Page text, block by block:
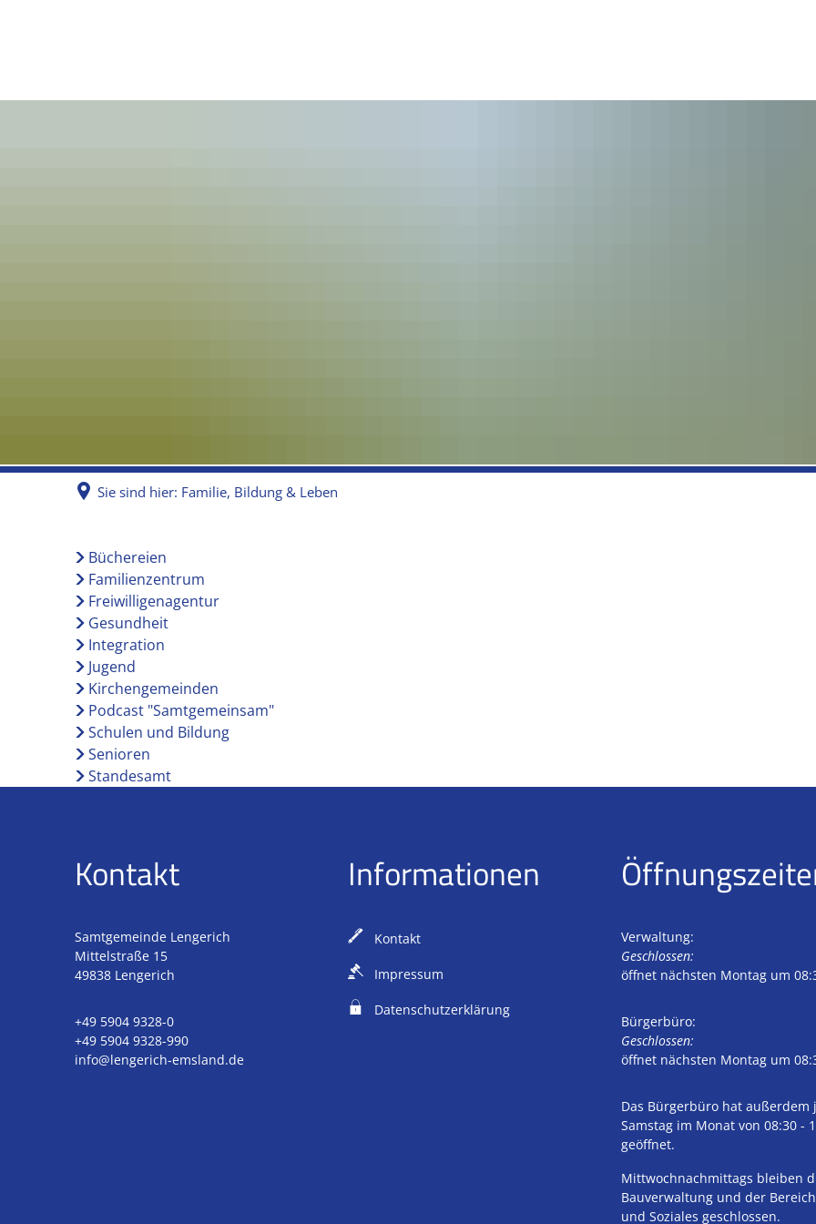
Sie sind hier: Familie, Bildung & Leben
Familie,
Bildung
Leben
Büchereien
Familienzentrum
Freiwilligenagentur
Gesundheit
Integration
Jugend
Kirchengemeinden
Podcast "Samtgemeinsam"
Schulen und Bildung
Senioren
Standesamt
Kontakt
Samtgemeinde Lengerich
Mittelstraße 15
49838 Lengerich
+49 5904 9328-0
+49 5904 9328-990
info@lengerich-emsland.de
Informationen
Kontakt
Impressum
Datenschutzerklärung
Verwaltung:
Klicken, um weitere Öffnungs-
Geschlossen:
öffnet nächsten Montag um
Bürgerbüro:
Klicken, um weitere Öffnungs-
Geschlossen:
öffnet nächsten Montag um
Das Bürgerbüro hat außerdem
Samstag im Monat von 08:30 -
geöffnet.
Mittwochnachmittags bleiben
Bauverwaltung und der
und Soziales geschlossen.